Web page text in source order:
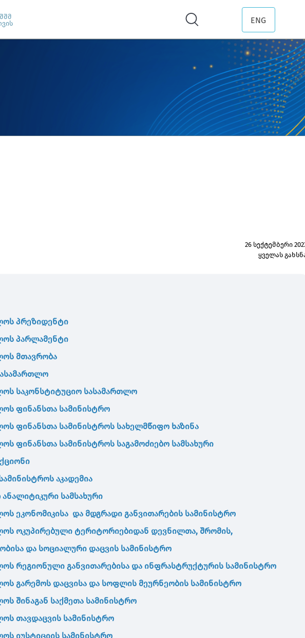
ENG
26 სექტემბერი
ყველას
პრეზიდენტი
პარლამენტი
მთავრობა
საკონსტიტუციო სასამართლო
ფინანსთა სამინისტრო
ფინანსთა სამინისტროს სახელმწიფო ხაზინა
ფინანსთა სამინისტროს საგამოძიებო სამსახური
აკადემია
სამსახური
ეკონომიკისადა მდგრადი განვითარების სამინისტრო
ოკუპირებული ტერიტორიებიდან დევნილთა, შრომის,
და სოციალური დაცვის სამინისტრო
რეგიონული განვითარებისა და ინფრასტრუქტურის სამინისტრო
გარემოს დაცვისა და სოფლის მეურნეობის სამინისტრო
შინაგან საქმეთა სამინისტრო
თავდაცვის სამინისტრო
იუსტიციის სამინისტრო